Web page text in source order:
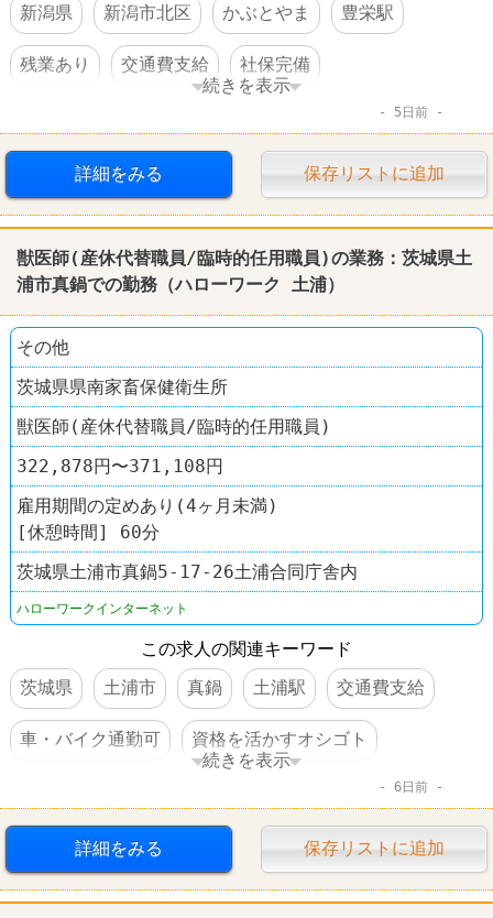
新潟県
新潟市北区 かぶとやま 豊栄駅
残業あり 交通費支給 社保完備
続きを表示
5日前
詳細をみる 保存リストに追加
獣医師(産休代替職員/臨時的任用職員)の業務：茨城県土
浦市真鍋での勤務（ハローワーク 土浦）
その他
茨城県県南家畜保健衛生所
獣医師(産休代替職員/臨時的任用職員)
322,878円〜371,108円
雇用期間の定めあり(4ヶ月未満)
[休憩時間] 60分
茨城県土浦市真鍋5-17-26土浦合同庁舎内
ハローワークインターネット
この求人の関連キーワード
茨城県
土浦市 真鍋 土浦駅 交通費支給
車・バイク通勤可 資格を活かすオシゴト
続きを表示
6日前
詳細をみる 保存リストに追加